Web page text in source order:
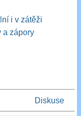
i v zátěži
a zápory
Diskuse